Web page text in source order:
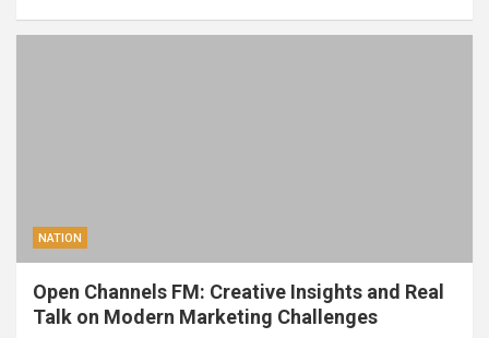
NATION
Open Channels FM: Creative Insights and Real
Talk on Modern Marketing Challenges